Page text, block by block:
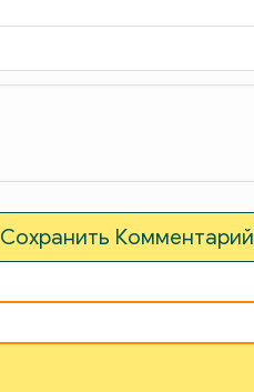
Сохранить Комментарий